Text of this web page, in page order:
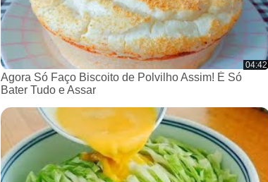
04:42
Agora Só Faço Biscoito de Polvilho Assim! É Só
Bater Tudo e Assar